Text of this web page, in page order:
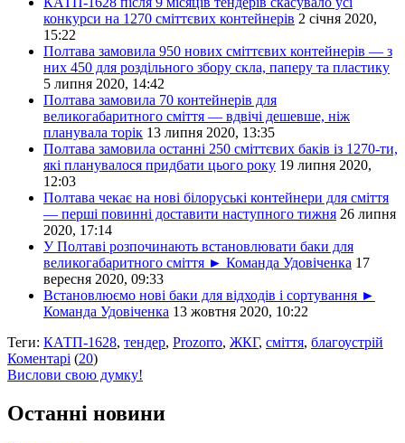
конкурси на 1270 сміттєвих контейнерів 2 січня 2020,
15:22
Полтава замовила 950 нових сміттєвих контейнерів — з
них 450 для роздільного збору скла, паперу та пластику
5 липня 2020, 14:42
Полтава замовила 70 контейнерів для
великогабаритного сміття — вдвічі дешевше, ніж
планувала торік 13 липня 2020, 13:35
Полтава замовила останні 250 сміттєвих баків із 1270-ти,
які планувалося придбати цього року 19 липня 2020,
12:03
Полтава чекає на нові білоруські контейнери для сміття
— перші повинні доставити наступного тижня 26 липня
2020, 17:14
У Полтаві розпочинають встановлювати баки для
великогабаритного сміття ► Команда Удовіченка 17
вересня 2020, 09:33
Встановлюємо нові баки для відходів і сортування ►
Команда Удовіченка 13 жовтня 2020, 10:22
Теги: КАТП-1628, тендер, Prozorro, ЖКГ, сміття, благоустрій
Коментарі (20)
Вислови свою думку!
Останні новини